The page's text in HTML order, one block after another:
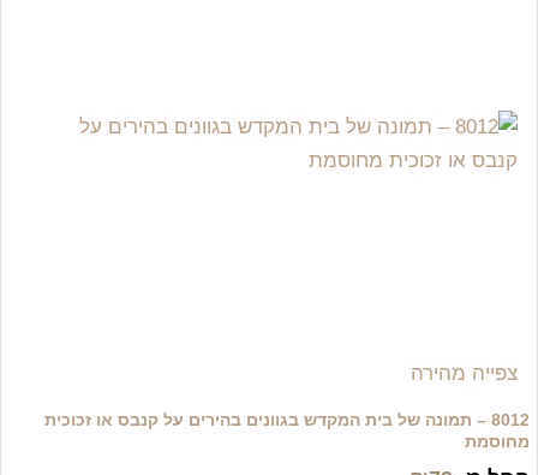
צפייה מהירה
8012 – תמונה של בית המקדש בגוונים בהירים על קנבס או זכוכית
מחוסמת